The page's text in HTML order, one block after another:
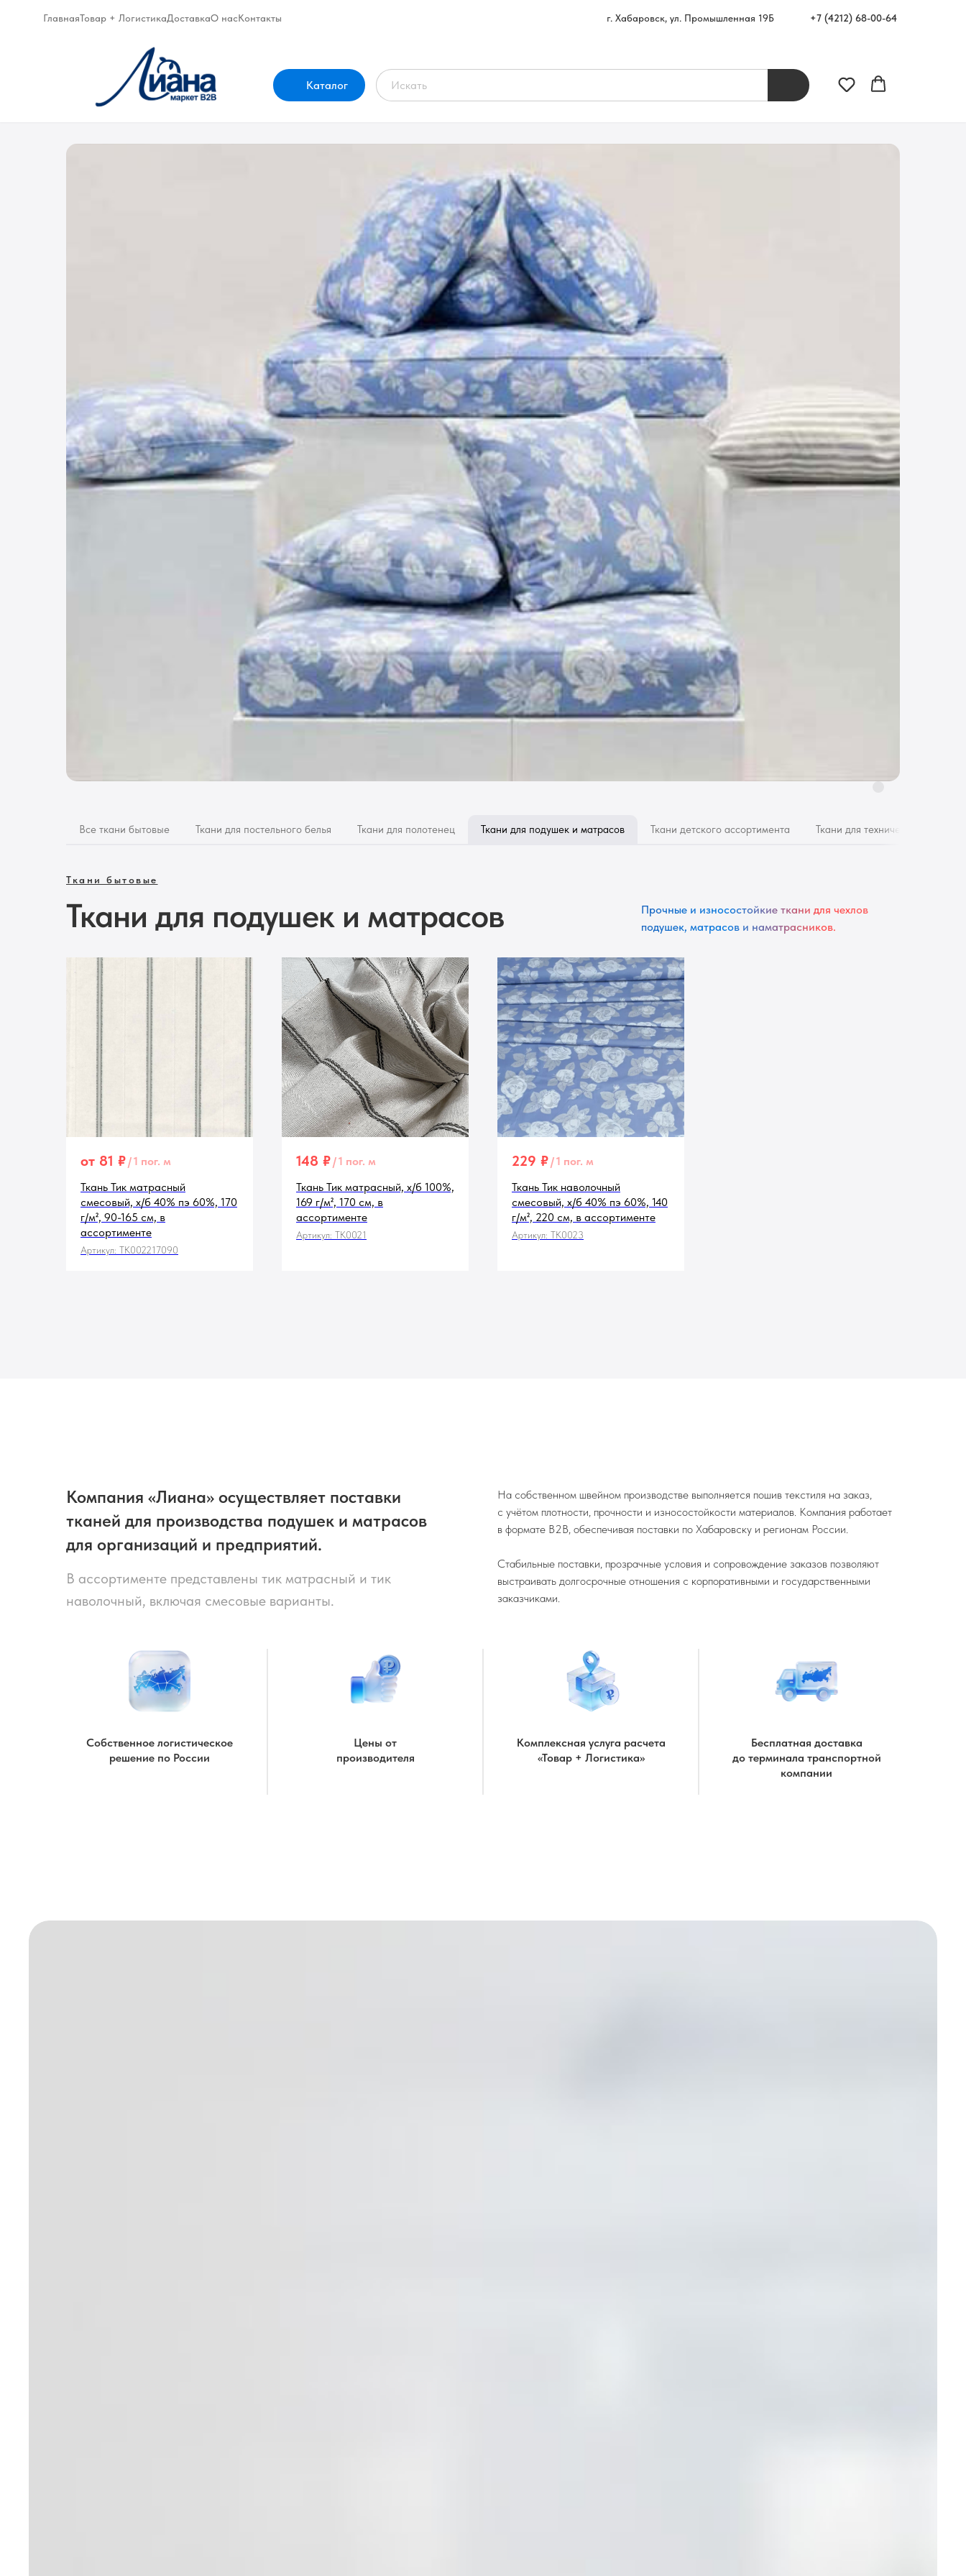
ГлавнаяТовар + ЛогистикаДоставкаО насКонтакты г. Хабаровск, ул. Промышленная 19Б +7 (4212) 68-00-64
Каталог
Все ткани бытовые Ткани для постельного белья Ткани для полотенец Ткани для подушек и матрасов Ткани детского ассортимента Ткани для технических целей
Ткани бытовые
Ткани для подушек и матрасов
Прочные и износостойкие ткани для чехлов
подушек, матрасов и наматрасников.
от 81 ₽/1 пог. м
Ткань Тик матрасный
смесовый, х/б 40% пэ 60%, 170
г/м², 90-165 см, в
ассортименте
Артикул: TK002217090
148 ₽/1 пог. м
Ткань Тик матрасный, х/б 100%,
169 г/м², 170 см, в
ассортименте
Артикул: TK0021
229 ₽/1 пог. м
Ткань Тик наволочный
смесовый, х/б 40% пэ 60%, 140
г/м², 220 см, в ассортименте
Артикул: TK0023
Компания «Лиана» осуществляет поставки
тканей для производства подушек и матрасов
для организаций и предприятий.
В ассортименте представлены тик матрасный и тик
наволочный, включая смесовые варианты.
На собственном швейном производстве выполняется пошив текстиля на заказ,
с учётом плотности, прочности и износостойкости материалов. Компания работает
в формате B2B, обеспечивая поставки по Хабаровску и регионам России.
Стабильные поставки, прозрачные условия и сопровождение заказов позволяют
выстраивать долгосрочные отношения с корпоративными и государственными
заказчиками.
Собственное логистическое
решение по России
Цены от
производителя
Комплексная услуга расчета
«Товар + Логистика»
Бесплатная доставка
до терминала транспортной
компании